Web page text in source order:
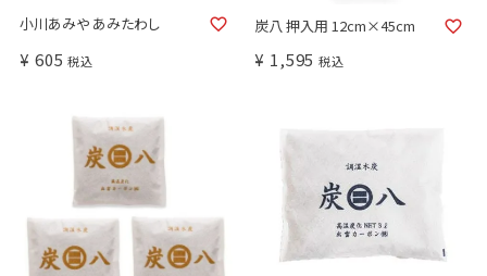
小川あみや あみたわし
¥ 605 税込
炭八 押入用 12cm×45cm
¥ 1,595 税込